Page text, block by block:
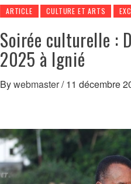
ARTICLE CULTURE ET ARTS
Soirée culturelle :
2025 à Ignié
Bywebmaster/ 11 décembre